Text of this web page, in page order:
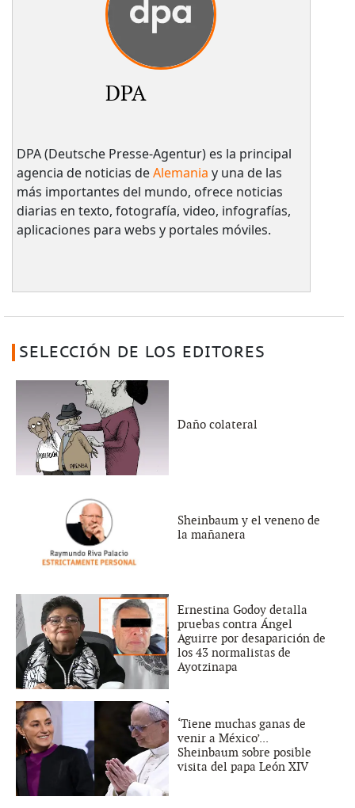
DPA
DPA (Deutsche Presse-Agentur) es la principal
agencia de noticias deAlemania y una de las
más importantes del mundo, ofrece noticias
diarias en texto, fotografía, video, infografías,
aplicaciones para webs y portales móviles.
SELECCIÓN DE LOS EDITORES
Daño colateral
Sheinbaum y el veneno de
la mañanera
Ernestina Godoy detalla
pruebas contra Ángel
Aguirre por desaparición de
los 43 normalistas de
Ayotzinapa
‘Tiene muchas ganas de
venir a México’...
Sheinbaum sobre posible
visita del papa León XIV